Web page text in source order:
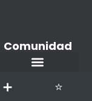
Comunidad